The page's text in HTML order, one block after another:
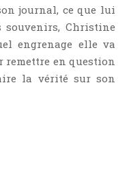
journal, ce que lui
souvenirs, Christine
engrenage elle va
remettre en question
la vérité sur son